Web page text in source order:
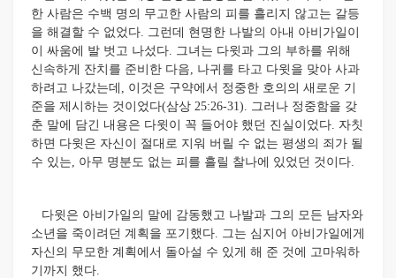
한 사람은 수백 명의 무고한 사람의 피를 흘리지 않고는 갈등
을 해결할 수 없었다. 그런데 현명한 나발의 아내 아비가일이
이 싸움에 발 벗고 나섰다. 그녀는 다윗과 그의 부하를 위해
신속하게 잔치를 준비한 다음, 나귀를 타고 다윗을 맞아 사과
하려고 나갔는데, 이것은 구약에서 정중한 호의의 새로운 기
준을 제시하는 것이었다(삼상 25:26-31). 그러나 정중함을 갖
춘 말에 담긴 내용은 다윗이 꼭 들어야 했던 진실이었다. 자칫
하면 다윗은 자신이 절대로 지워 버릴 수 없는 평생의 죄가 될
수 있는, 아무 명분도 없는 피를 흘릴 찰나에 있었던 것이다.
다윗은 아비가일의 말에 감동했고 나발과 그의 모든 남자와
소년을 죽이려던 계획을 포기했다. 그는 심지어 아비가일에게
자신의 무모한 계획에서 돌아설 수 있게 해 준 것에 고마워하
기까지 했다.